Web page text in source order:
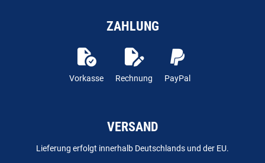
ZAHLUNG
Vorkasse Rechnung PayPal
VERSAND
Lieferung erfolgt innerhalb Deutschlands und der EU.